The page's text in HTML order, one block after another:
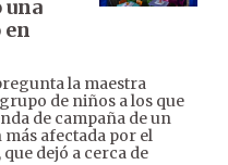
una
la maestra
de niños a los que
de campaña de un
afectada por el
dejó a cerca de